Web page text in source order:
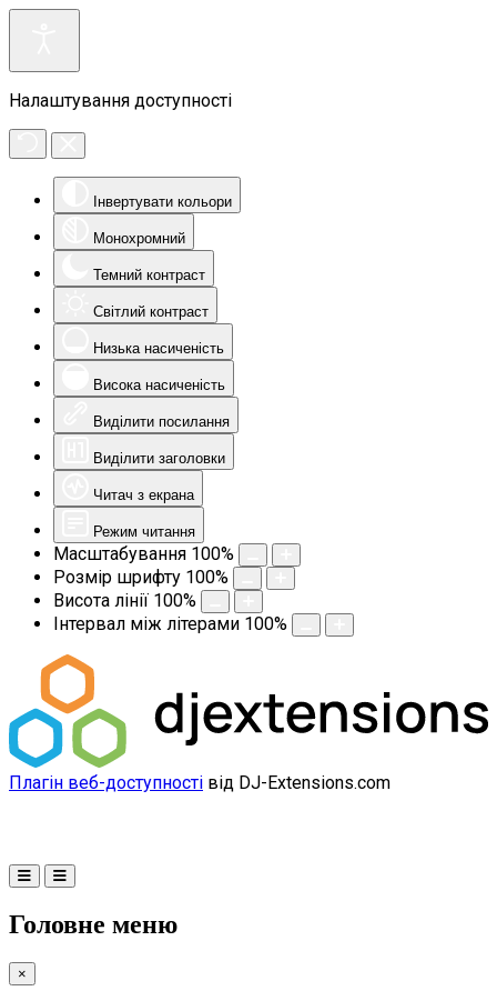
Налаштування доступності
Інвертувати кольори
Монохромний
Темний контраст
Світлий контраст
Низька насиченість
Висока насиченість
Виділити посилання
Виділити заголовки
Читач з екрана
Режим читання
Масштабування 100%
Розмір шрифту 100%
Висота лінії 100%
Інтервал між літерами 100%
Плагін веб-доступності від DJ-Extensions.com
Головне меню
×